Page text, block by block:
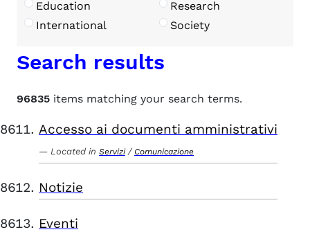
Education
Research
International
Society
Search results
96835 items matching your search terms.
Accesso ai documenti amministrativi
Located in Servizi / Comunicazione
Notizie
Eventi